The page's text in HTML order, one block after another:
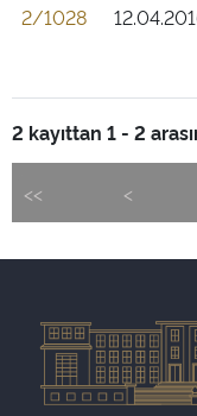
2/1028
2 kayıttan 1 - 2
<< <